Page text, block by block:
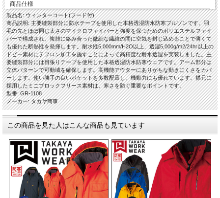
商品仕様
製品名: ウィンターコート(フード付)
商品説明: 主要縫製部分に防水テープを使用した本格透湿防水防寒ブルゾンです。羽
毛の先とほぼ同じ太さのマイクロファイバーと強度を保つためのポリエステルファイ
バーで構成され、複雑に絡み合った微細な繊維の間に空気を封じ込めることで薄くて
も優れた断熱性を発揮します。耐水性5,000mm/H2O以上、透湿5,000g/m2/24hr以上の
ドビー素材にテフロン加工を施すことによって高精度な耐水透湿を実装しました。主
要縫製部分には目張りテープを使用した本格透湿防水防寒ウェアです。アーム部分は
立体パターンで可動域を確保します。高機能アウターにありがちな動きにくさをカバ
ーします。使い勝手の良いポケットを多数配置し、機動力にも優れています。襟元に
採用したミニブロックフリース素材は、寒さを防ぐ重要なポイントです。
型番: GR-1108
メーカー: タカヤ商事
この商品を見た人はこんな商品も見ています